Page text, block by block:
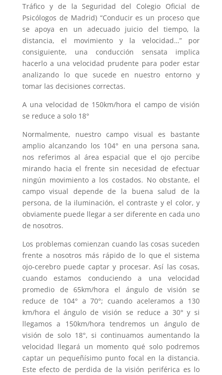
Tráfico y de la Seguridad del Colegio Oficial de
Psicólogos de Madrid) “Conducir es un proceso que
se apoya en un adecuado juicio del tiempo, la
distancia, el movimiento y la velocidad…” por
consiguiente, una conducción sensata implica
hacerlo a una velocidad prudente para poder estar
analizando lo que sucede en nuestro entorno y
tomar las decisiones correctas.
A una velocidad de 150km/hora el campo de visión
se reduce a solo 18°
Normalmente, nuestro campo visual es bastante
amplio alcanzando los 104° en una persona sana,
nos referimos al área espacial que el ojo percibe
mirando hacia el frente sin necesidad de efectuar
ningún movimiento a los costados. No obstante, el
campo visual depende de la buena salud de la
persona, de la iluminación, el contraste y el color, y
obviamente puede llegar a ser diferente en cada uno
de nosotros.
Los problemas comienzan cuando las cosas suceden
frente a nosotros más rápido de lo que el sistema
ojo-cerebro puede captar y procesar. Así las cosas,
cuando estamos conduciendo a una velocidad
promedio de 65km/hora el ángulo de visión se
reduce de 104° a 70°; cuando aceleramos a 130
km/hora el ángulo de visión se reduce a 30° y si
llegamos a 150km/hora tendremos un ángulo de
visión de solo 18°, si continuamos aumentando la
velocidad llegará un momento qué solo podremos
captar un pequeñísimo punto focal en la distancia.
Este efecto de perdida de la visión periférica es lo